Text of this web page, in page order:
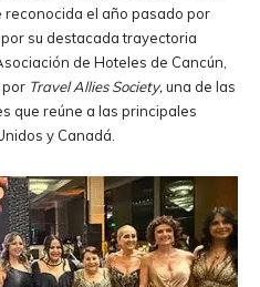
reconocida el año pasado por
su destacada trayectoria
de Hoteles de Cancún,
por Travel Allies Society,una de las
que reúne a las principales
y Canadá.